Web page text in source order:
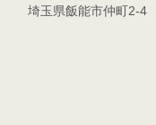
埼玉県飯能市仲町2-4